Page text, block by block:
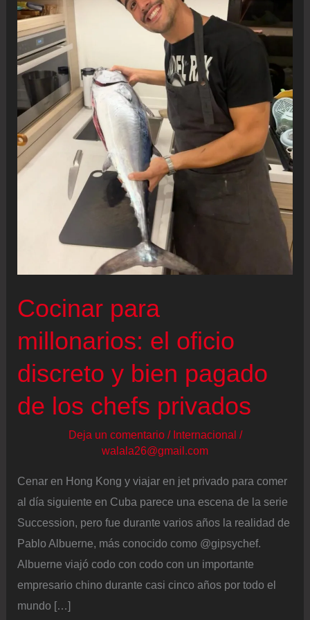
Cocinar para
millonarios: el oficio
discreto y bien pagado
de los chefs privados
Deja un comentario / Internacional /
walala26@gmail.com
Cenar en Hong Kong y viajar en jet privado para comer
al día siguiente en Cuba parece una escena de la serie
Succession, pero fue durante varios años la realidad de
Pablo Albuerne, más conocido como @gipsychef.
Albuerne viajó codo con codo con un importante
empresario chino durante casi cinco años por todo el
mundo […]